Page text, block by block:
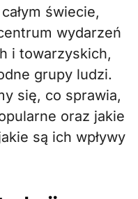
świecie,
wydarzeń
i towarzyskich,
grupy ludzi.
się, co sprawia,
oraz jakie
są ich wpływy